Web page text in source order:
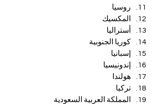
روسيا
المكسيك
أستراليا
كوريا الجنوبية
إسبانيا
إندونيسيا
هولندا
تركيا
المملكة العربية السعودية